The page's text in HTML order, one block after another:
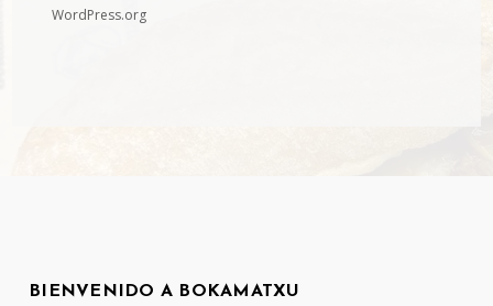
WordPress.org
BIENVENIDO A BOKAMATXU